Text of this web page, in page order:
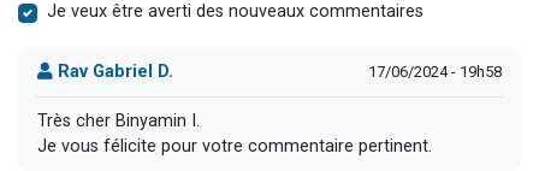
Je veux être averti des nouveaux commentaires
Rav Gabriel D. 17/06/2024 - 19h58
Très cher Binyamin I.
Je vous félicite pour votre commentaire pertinent.